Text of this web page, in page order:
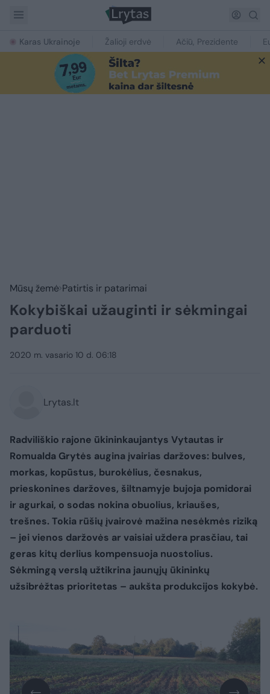
Karas Ukrainoje Žalioji erdvė Ačiū, Prezidente
Mūsų žemė Patirtis ir patarimai
Kokybiškai užauginti ir sėkmingai
parduoti
2020 m. vasario 10 d. 06:18
Lrytas.lt
Radviliškio rajone ūkininkaujantys Vytautas ir
Romualda Grytės augina įvairias daržoves: bulves,
morkas, kopūstus, burokėlius, česnakus,
prieskonines daržoves, šiltnamyje bujoja pomidorai
ir agurkai, o sodas nokina obuolius, kriaušes,
trešnes. Tokia rūšių įvairovė mažina nesėkmės riziką
– jei vienos daržovės ar vaisiai uždera prasčiau, tai
geras kitų derlius kompensuoja nuostolius.
Sėkmingą verslą užtikrina jaunųjų ūkininkų
užsibrėžtas prioritetas – aukšta produkcijos kokybė.